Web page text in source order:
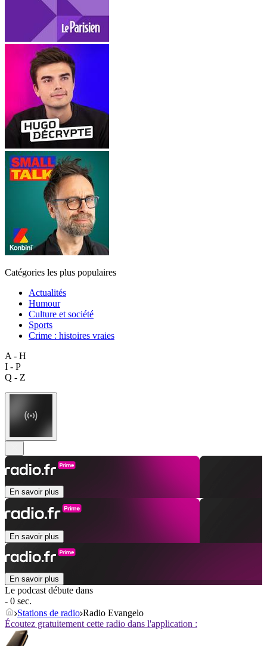
Catégories les plus populaires
Actualités
Humour
Culture et société
Sports
Crime : histoires vraies
A - H
I - P
Q - Z
En savoir plus
En savoir plus
En savoir plus
Le podcast débute dans
- 0 sec.
Stations de radio Radio Evangelo
Écoutez gratuitement cette radio dans l'application :